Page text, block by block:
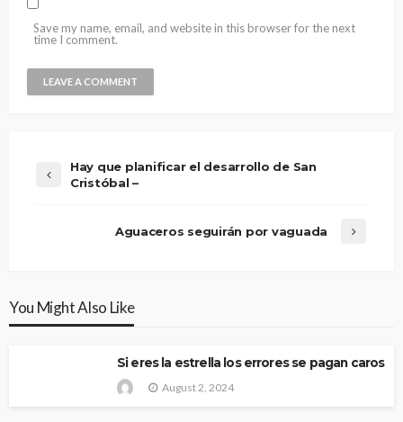
Save my name, email, and website in this browser for the next
time I comment.
Hay que planificar el desarrollo de San
Cristóbal –
Aguaceros seguirán por vaguada
You Might Also Like
Si eres la estrella los errores se pagan caros
August 2, 2024